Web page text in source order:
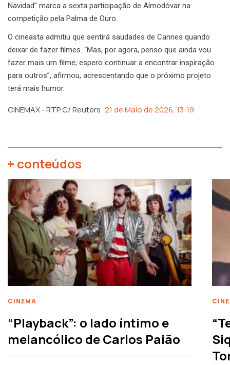
Navidad” marca a sexta participação de Almodóvar na
competição pela Palma de Ouro.
O cineasta admitiu que sentirá saudades de Cannes quando
deixar de fazer filmes. “Mas, por agora, penso que ainda vou
fazer mais um filme; espero continuar a encontrar inspiração
para outros”, afirmou, acrescentando que o próximo projeto
terá mais humor.
CINEMAX - RTP C/ Reuters 21 de Maio de 2026, 13:19
+ conteúdos
CINEMA
“Playback”: o lado íntimo e
melancólico de Carlos Paião